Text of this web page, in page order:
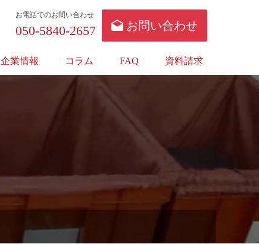
お電話でのお問い合わせ
050-5840-2657 お問い合わせ
企業情報 コラム FAQ 資料請求